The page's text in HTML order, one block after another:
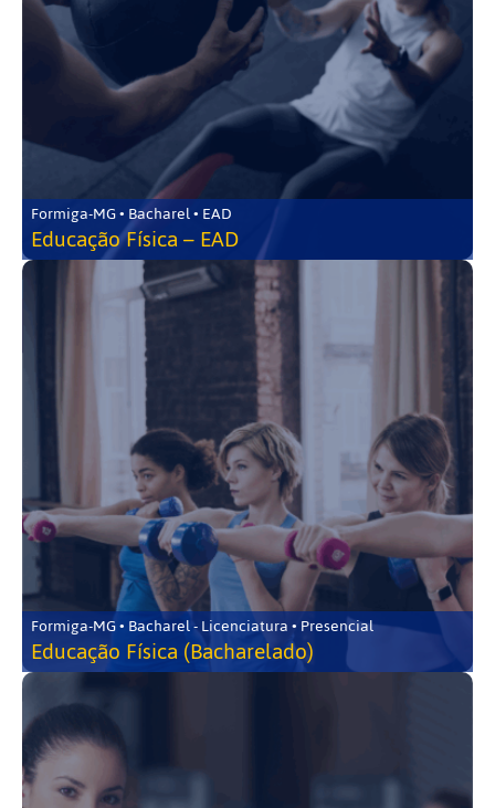
Formiga-MG • Bacharel • EAD
Educação Física – EAD
Formiga-MG • Bacharel - Licenciatura • Presencial
Educação Física (Bacharelado)